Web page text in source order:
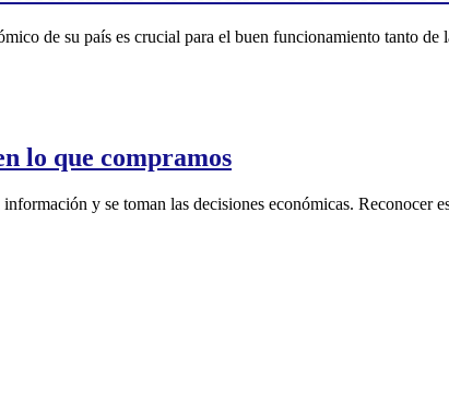
de su país es crucial para el buen funcionamiento tanto
lo que compramos
y se toman las decisiones económicas.